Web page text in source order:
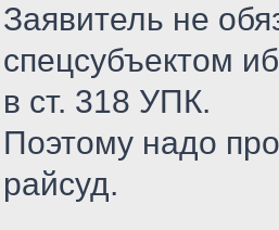
Заявитель не
спецсубъектом
в ст. 318 УПК.
Поэтому надо
райсуд.